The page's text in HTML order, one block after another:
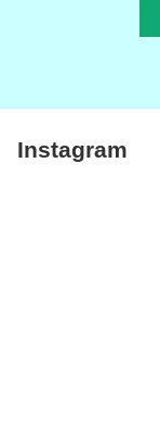
Instagram